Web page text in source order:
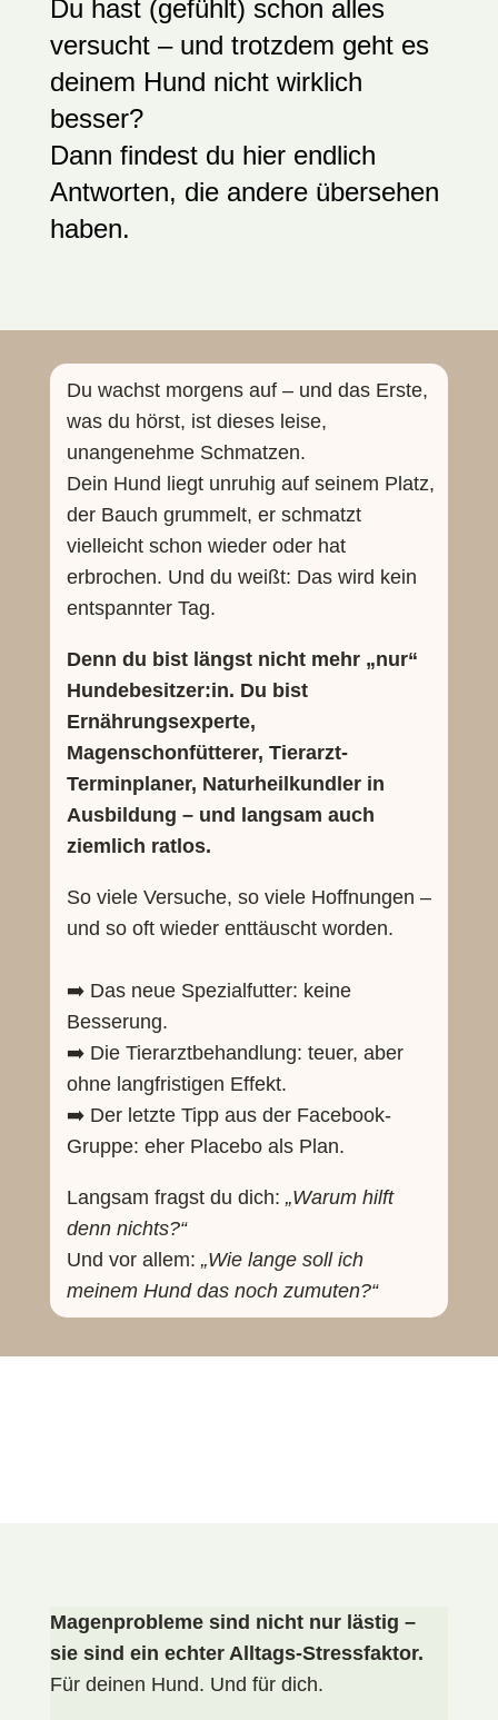
Du hast (gefühlt) schon alles
versucht – und trotzdem geht es
deinem Hund nicht wirklich
besser?
Dann findest du hier endlich
Antworten, die andere übersehen
haben.
Du wachst morgens auf – und das Erste,
was du hörst, ist dieses leise,
unangenehme Schmatzen.
Dein Hund liegt unruhig auf seinem Platz,
der Bauch grummelt, er schmatzt
vielleicht schon wieder oder hat
erbrochen. Und du weißt: Das wird kein
entspannter Tag.
Denn du bist längst nicht mehr „nur“
Hundebesitzer:in. Du bist
Ernährungsexperte,
Magenschonfütterer, Tierarzt-
Terminplaner, Naturheilkundler in
Ausbildung – und langsam auch
ziemlich ratlos.
So viele Versuche, so viele Hoffnungen –
und so oft wieder enttäuscht worden.
➡️ Das neue Spezialfutter: keine
Besserung.
➡️ Die Tierarztbehandlung: teuer, aber
ohne langfristigen Effekt.
➡️ Der letzte Tipp aus der Facebook-
Gruppe: eher Placebo als Plan.
Langsam fragst du dich: „Warum hilft
denn nichts?“
Und vor allem: „Wie lange soll ich
meinem Hund das noch zumuten?“
Magenprobleme sind nicht nur lästig –
sie sind ein echter Alltags-Stressfaktor.
Für deinen Hund. Und für dich.